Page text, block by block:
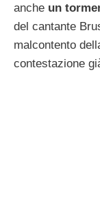
anche un
del cantante
malcontento
contestazione